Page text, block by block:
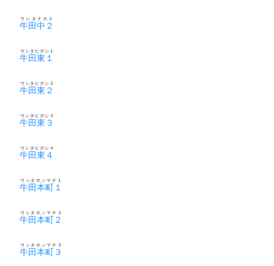
牛田中２
ウシタナカ２
牛田東１
ウシタヒガシ１
牛田東２
ウシタヒガシ２
牛田東３
ウシタヒガシ３
牛田東４
ウシタヒガシ４
牛田本町１
ウシタホンマチ１
牛田本町２
ウシタホンマチ２
牛田本町３
ウシタホンマチ３